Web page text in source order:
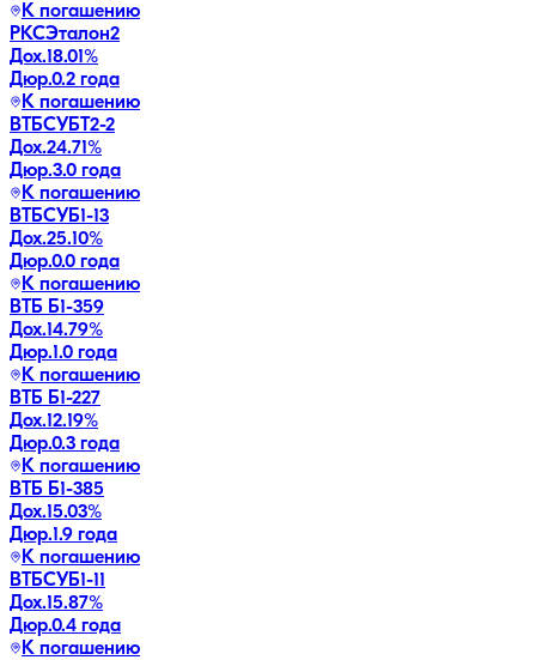
К погашению
РКСЭталон2
Дох.18.01%
Дюр.0.2 года
К погашению
ВТБСУБТ2-2
Дох.24.71%
Дюр.3.0 года
К погашению
ВТБСУБ1-13
Дох.25.10%
Дюр.0.0 года
К погашению
ВТБ Б1-359
Дох.14.79%
Дюр.1.0 года
К погашению
ВТБ Б1-227
Дох.12.19%
Дюр.0.3 года
К погашению
ВТБ Б1-385
Дох.15.03%
Дюр.1.9 года
К погашению
ВТБСУБ1-11
Дох.15.87%
Дюр.0.4 года
К погашению